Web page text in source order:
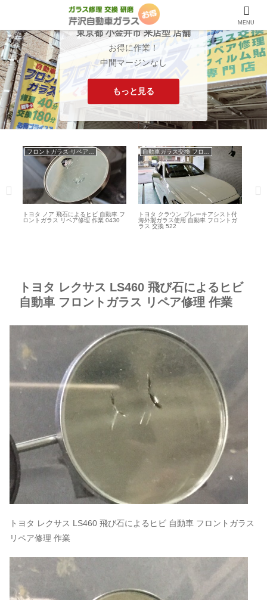
東京都 小金井市 来店型 店舗
お得に作業！
中間マージンなし
もっと見る
トヨタ ノア 飛石によるヒビ 自動車 フ
ロントガラス リペア修理 作業 0430
トヨタ クラウン ブレーキアシスト付
海外製ガラス使用 自動車 フロントガ
ラス 交換 522
トヨタ レクサス LS460 飛び石によるヒビ
自動車 フロントガラス リペア修理 作業
トヨタ レクサス LS460 飛び石によるヒビ 自動車 フロントガラス
リペア修理 作業
MENU